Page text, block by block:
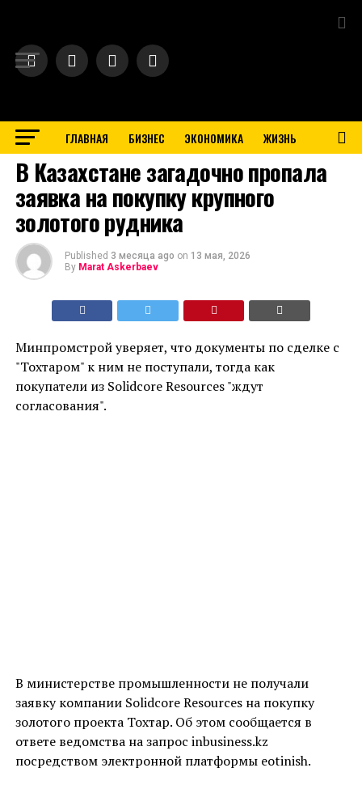
ГЛАВНАЯ БИЗНЕС ЭКОНОМИКА ЖИЗНЬ
BUSINESS
В Казахстане загадочно пропала
заявка на покупку крупного
золотого рудника
Published 3 месяца ago on 13 мая, 2026
By Marat Askerbaev
Минпромстрой уверяет, что документы по сделке с
"Тохтаром" к ним не поступали, тогда как
покупатели из Solidcore Resources "ждут
согласования".
В министерстве промышленности не получали
заявку компании Solidcore Resources на покупку
золотого проекта Тохтар. Об этом сообщается в
ответе ведомства на запрос inbusiness.kz
посредством электронной платформы eotinish.